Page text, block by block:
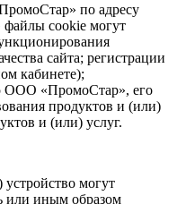
по адресу
файлы cookie могут
сайта; регистрации
кабинете);
ООО «ПромоСтар», его
продуктов и (или)
и (или) услуг.
могут
или иным образом